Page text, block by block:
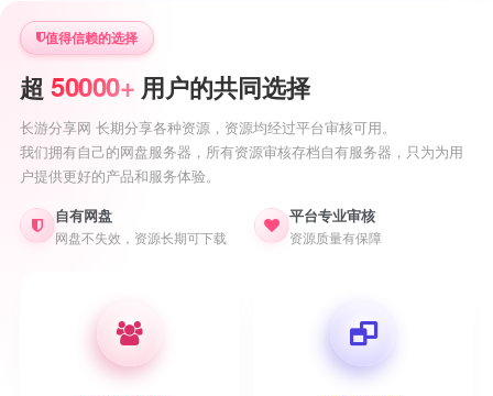
值得信赖的选择
超 50000+ 用户的共同选择
长游分享网 长期分享各种资源，资源均经过平台审核可用。
我们拥有自己的网盘服务器，所有资源审核存档自有服务器，只为为用
户提供更好的产品和服务体验。
自有网盘
网盘不失效，资源长期可下载
平台专业审核
资源质量有保障